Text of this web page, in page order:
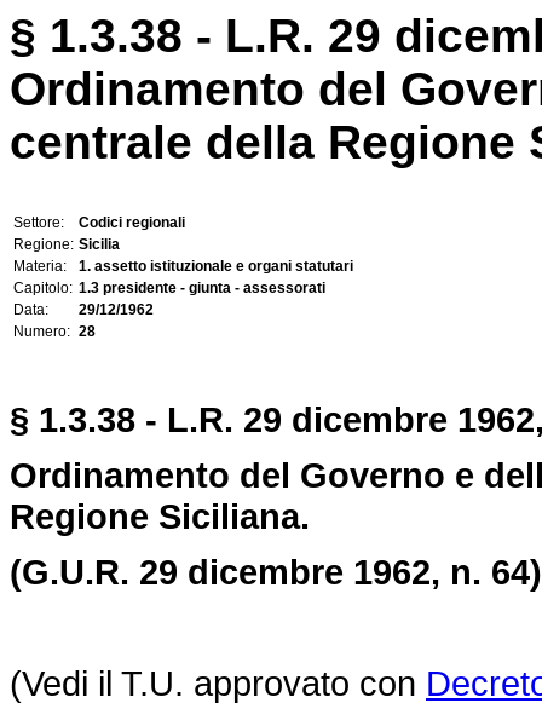
§ 1.3.38 - L.R. 29
Ordinamento del
centrale della Regione
Settore:
Codici regionali
Regione: Sicilia
Materia:
1. assetto istituzionale e organi statutari
Capitolo: 1.3 presidente - giunta - assessorati
Data:
29/12/1962
Numero: 28
§ 1.3.38 - L.R. 29 dicembre
Ordinamento del Governo e
Regione Siciliana.
(G.U.R. 29 dicembre 1962, n.
(Vedi il T.U. approvato con